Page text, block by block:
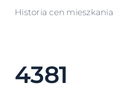
Historia cen mieszkania
4381